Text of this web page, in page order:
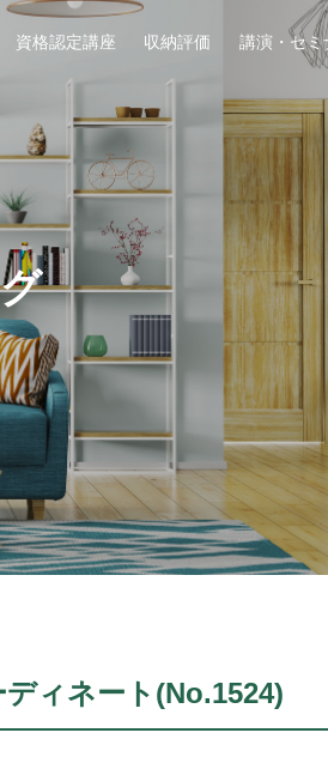
資格認定講座 収納評価 講演・セミ
ィネート(No.1524)